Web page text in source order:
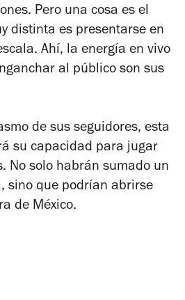
Pero una cosa es el
distinta es presentarse en
Ahí, la energía en vivo
al público son sus
de sus seguidores, esta
su capacidad para jugar
No solo habrán sumado un
sino que podrían abrirse
de México.